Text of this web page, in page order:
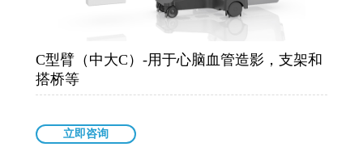
C型臂（中大C）-用于心脑血管造影，支架和
搭桥等
立即咨询